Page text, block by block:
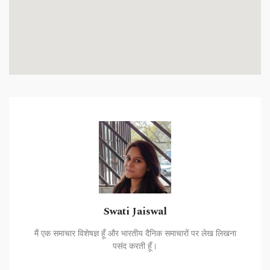
Swati Jaiswal
मैं एक समाचार विशेषज्ञ हूँ और भारतीय दैनिक समाचारों पर लेख लिखना
पसंद करती हूँ।